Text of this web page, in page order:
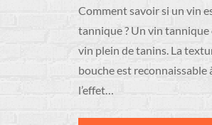
Comment savoir si un vin
tannique ? Un vin tannique
vin plein de tanins. La
bouche est reconnaissable
l’effet…